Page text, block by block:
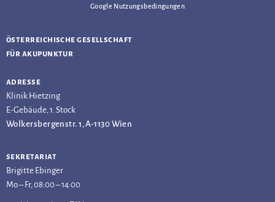
Google Nutzungsbedingungen
österreichische gesellschaft
für akupunktur
adresse
Klinik Hietzing
E-Gebäude, 1. Stock
Wolkersbergenstr. 1, A-1130 Wien
sekretariat
Brigitte Ebinger
Mo – Fr, 08:00 – 14:00